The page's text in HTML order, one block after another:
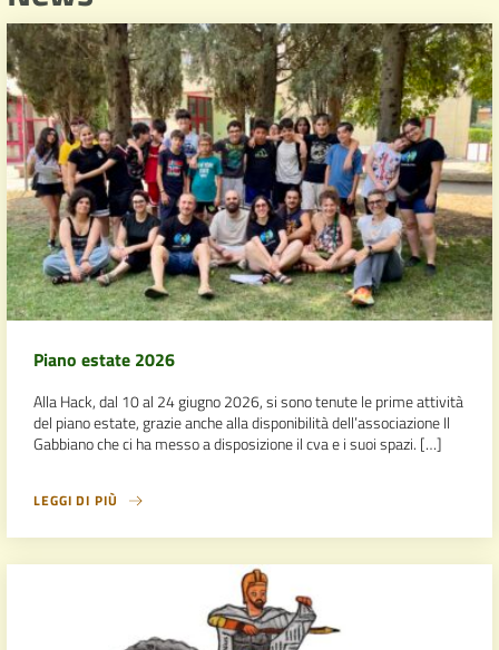
Piano estate 2026
Alla Hack, dal 10 al 24 giugno 2026, si sono tenute le prime attività
del piano estate, grazie anche alla disponibilità dell’associazione Il
Gabbiano che ci ha messo a disposizione il cva e i suoi spazi. […]
LEGGI DI PIÙ